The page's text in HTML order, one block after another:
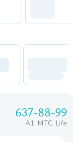
637-88-99
A1, МТС, Life